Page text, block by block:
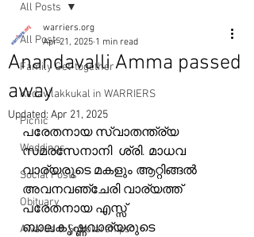
All Posts
Family Get-together
Kedavilakkukal in WARRIERS
Picnic
Weddings
Social Posts
Obituary
Awards & Scholarships
All Posts
Anandavalli Amma passed
away
warriers.org
Apr 21, 2025 1 min read
Updated: Apr 21, 2025
പരേതനായ സ്വാതന്ത്ര്യ
സമരസേനാനി  ശ്രി. മാധവ
വാര്യരുടെ മകളും ആറ്റിങ്ങൽ
അവനവഞ്ചേരി വാര്യത്ത്
പരേതനായ എസ്സ്
ബാലകൃഷ്ണവാര്യരുടെ